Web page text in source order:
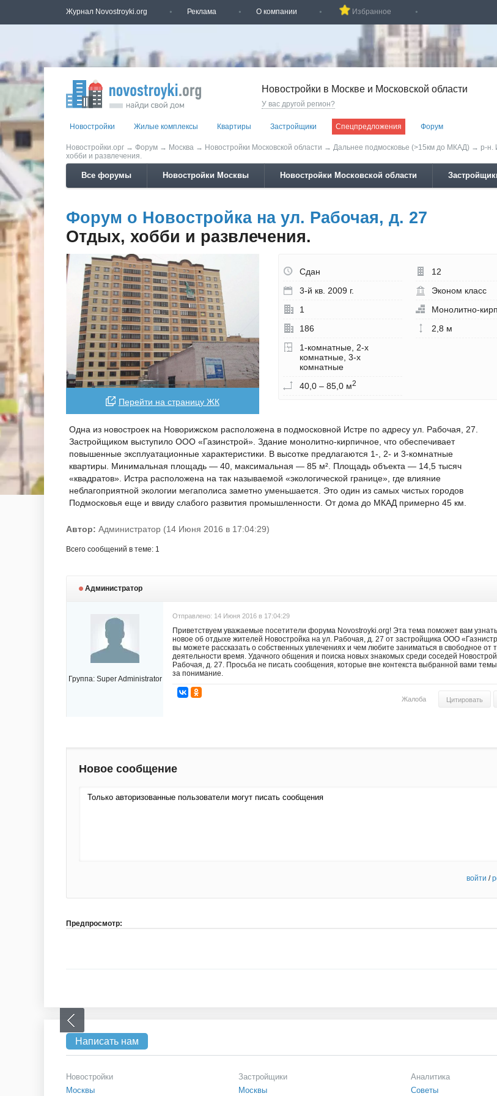
Журнал Novostroyki.org Реклама О компании Избранное
Новостройки в Москве и Московской области
У вас другой регион?
Новостройки Жилые комплексы Квартиры Застройщики Спецпредложения Форум
Новостройки.орг → Форум → Москва → Новостройки Московской области → Дальнее подмосковье (>15км до МКАД) → р-н.
хобби и развлечения.
Все форумы Новостройки Москвы Новостройки Московской области
Форум о Новостройка на ул. Рабочая, д. 27
Отдых, хобби и развлечения.
Перейти на страницу ЖК
Сдан
3-й кв. 2009 г.
1
186
1-комнатные, 2-х
комнатные, 3-х
комнатные
40,0 – 85,0 м2
12
Эконом класс
Монолитно-
2,8 м
Одна из новостроек на Новорижском расположена в подмосковной Истре по адресу ул. Рабочая, 27.
Застройщиком выступило ООО «Газинстрой». Здание монолитно-кирпичное, что обеспечивает
повышенные эксплуатационные характеристики. В высотке предлагаются 1-, 2- и 3-комнатные
квартиры. Минимальная площадь — 40, максимальная — 85 м². Площадь объекта — 14,5 тысяч
«квадратов». Истра расположена на так называемой «экологической границе», где влияние
неблагоприятной экологии мегаполиса заметно уменьшается. Это один из самых чистых городов
Подмосковья еще и ввиду слабого развития промышленности. От дома до МКАД примерно 45 км.
Автор: Администратор (14 Июня 2016 в 17:04:29)
Всего сообщений в теме: 1
Администратор
Группа: Super Administrator
Отправлено: 14 Июня 2016 в 17:04:29
Приветствуем уважаемые посетители форума Novostroyki.org! Эта тема поможет вам
новое об отдыхе жителей Новостройка на ул. Рабочая, д. 27 от застройщика ООО
вы можете рассказать о собственных увлечениях и чем любите заниматься в свободное от
деятельности время. Удачного общения и поиска новых знакомых среди соседей
Рабочая, д. 27. Просьба не писать сообщения, которые вне контекста выбранной вами
за понимание.
Жалоба Цитировать
Новое сообщение
войти /
Предпросмотр:
Написать нам
Новостройки
Москвы
Застройщики
Москвы
Аналитика
Советы